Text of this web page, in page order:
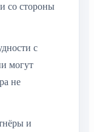
со стороны
с
могут
не
и